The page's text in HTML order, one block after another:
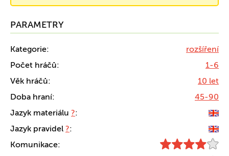
PARAMETRY
Kategorie:
rozšíření
Počet hráčů:
1-6
Věk hráčů:
10 let
Doba hraní:
45-90
Jazyk materiálu ?:
Jazyk pravidel ?:
Komunikace: